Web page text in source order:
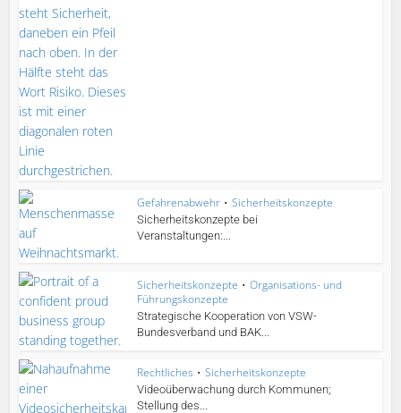
Gefahrenabwehr • Sicherheitskonzepte
Sicherheitskonzepte bei
Veranstaltungen:...
Sicherheitskonzepte • Organisations- und
Führungskonzepte
Strategische Kooperation von VSW-
Bundesverband und BAK...
Rechtliches • Sicherheitskonzepte
Videoüberwachung durch Kommunen;
Stellung des...